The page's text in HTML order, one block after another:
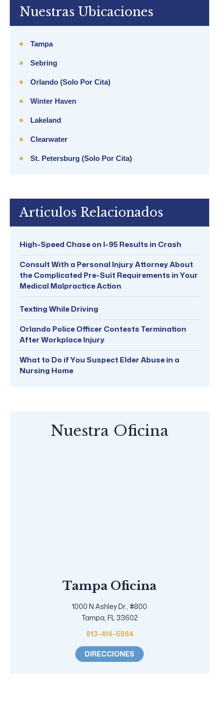
Nuestras Ubicaciones
Tampa
Sebring
Orlando (solo Por Cita)
Winter Haven
Lakeland
Clearwater
St. Petersburg (solo Por Cita)
Articulos Relacionados
High-Speed Chase on I-95 Results in Crash
Consult With a Personal Injury Attorney About
the Complicated Pre-Suit Requirements in Your
Medical Malpractice Action
Texting While Driving
Orlando Police Officer Contests Termination
After Workplace Injury
What to Do if You Suspect Elder Abuse in a
Nursing Home
Nuestra Oficina
Tampa Oficina
1000 N Ashley Dr., #800
Tampa, FL 33602
813-414-5884
DIRECCIONES